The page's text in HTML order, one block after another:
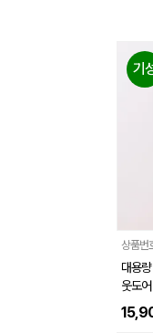
기
상품번
대용
웃도어